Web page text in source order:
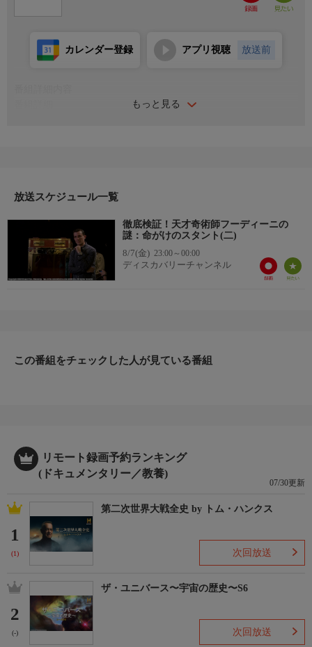
もっと見る
カレンダー登録 アプリ視聴 放送前
の命がかかった状態で成功させることはできるのか？あるいは新
放送スケジュール一覧
徹底検証！天才奇術師フーディーニの
謎：命がけのスタント(二)
8/7(金) 23:00～00:00
ディスカバリーチャンネル
この番組をチェックした人が見ている番組
リモート録画予約ランキング
(ドキュメンタリー／教養)
07/30更新
1
(1)
第二次世界大戦全史 by トム・ハンクス
次回放送
2
(-)
ザ・ユニバース〜宇宙の歴史〜S6
次回放送